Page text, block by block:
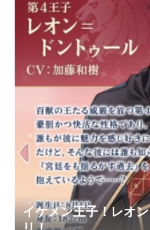
イケメン王子！レオ